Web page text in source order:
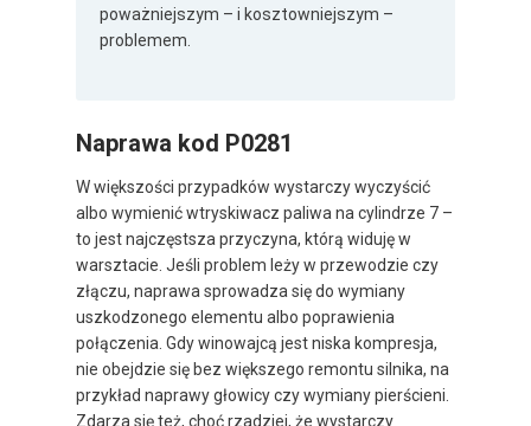
poważniejszym – i kosztowniejszym –
problemem.
Naprawa kod P0281
W większości przypadków wystarczy wyczyścić
albo wymienić wtryskiwacz paliwa na cylindrze 7 –
to jest najczęstsza przyczyna, którą widuję w
warsztacie. Jeśli problem leży w przewodzie czy
złączu, naprawa sprowadza się do wymiany
uszkodzonego elementu albo poprawienia
połączenia. Gdy winowajcą jest niska kompresja,
nie obejdzie się bez większego remontu silnika, na
przykład naprawy głowicy czy wymiany pierścieni.
Zdarza się też, choć rzadziej, że wystarczy